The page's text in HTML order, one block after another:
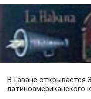
В Гаване открывается
латиноамериканского